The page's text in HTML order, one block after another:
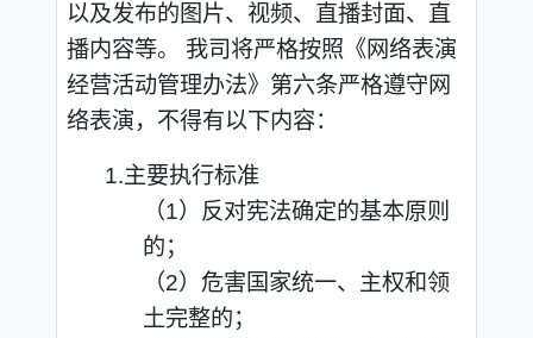
以及发布的图片、视频、直播封面、直
播内容等。 我司将严格按照《网络表演
经营活动管理办法》第六条严格遵守网
络表演，不得有以下内容：
1.主要执行标准
（1）反对宪法确定的基本原则
的；
（2）危害国家统一、主权和领
土完整的；